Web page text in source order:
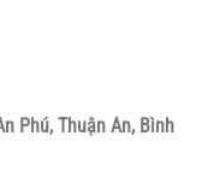
Phú, Thuận An, Bình